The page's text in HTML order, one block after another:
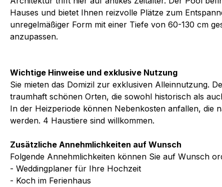
Hauses und bietet Ihnen reizvolle Plätze zum
unregelmäßiger Form mit einer Tiefe von 60-130 cm
anzupassen.
Wichtige Hinweise und exklusive Nutzung
Sie mieten das Domizil zur exklusiven Alleinnutzung.
traumhaft schönen Orten, die sowohl historisch als
In der Heizperiode können Nebenkosten anfallen, die
werden. 4 Haustiere sind willkommen.
Zusätzliche Annehmlichkeiten auf Wunsch
Folgende Annehmlichkeiten können Sie auf Wunsch
- Weddingplaner für Ihre Hochzeit
- Koch im Ferienhaus